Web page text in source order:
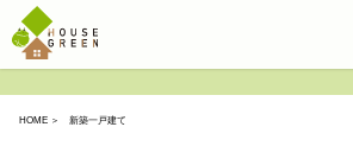
HOME ＞ 新築一戸建て